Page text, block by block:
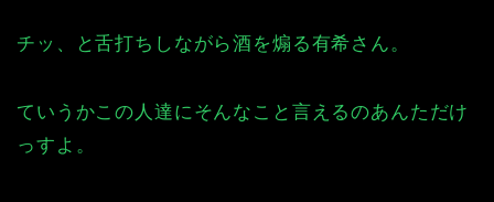
チッ、と舌打ちしながら酒を煽る有希さん。
ていうかこの人達にそんなこと言えるのあんただけ
っすよ。